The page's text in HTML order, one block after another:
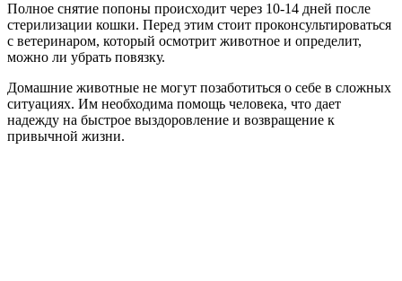
Полное снятие попоны происходит через 10-14 дней после
стерилизации кошки. Перед этим стоит проконсультироваться
с ветеринаром, который осмотрит животное и определит,
можно ли убрать повязку.
Домашние животные не могут позаботиться о себе в сложных
ситуациях. Им необходима помощь человека, что дает
надежду на быстрое выздоровление и возвращение к
привычной жизни.